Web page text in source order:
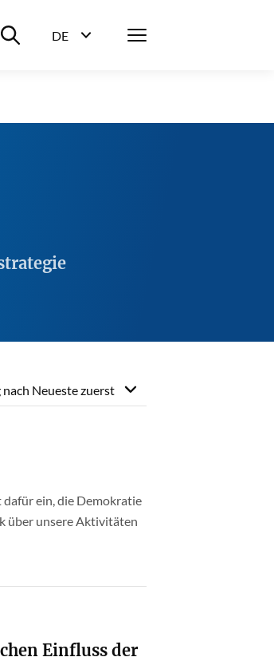
Suche ein-/ausblenden
DE
Menü
Neueste zuerst
ein, die Demokratie
über unsere Aktivitäten
Einfluss der